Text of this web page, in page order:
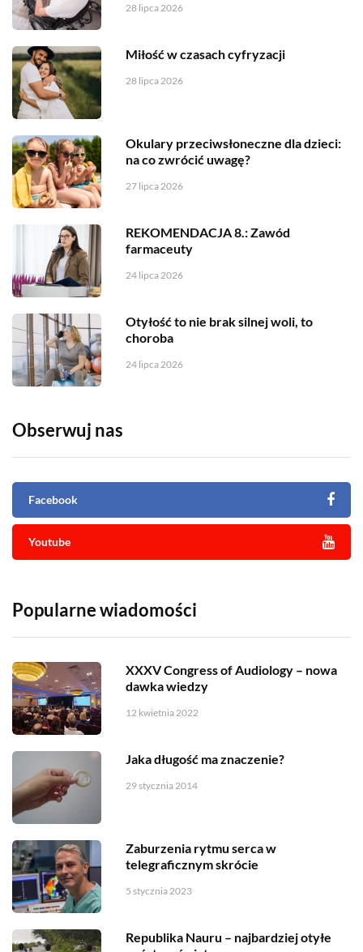
28 lipca 2026
Miłość w czasach cyfryzacji
28 lipca 2026
Okulary przeciwsłoneczne dla dzieci:
na co zwrócić uwagę?
27 lipca 2026
REKOMENDACJA 8.: Zawód
farmaceuty
24 lipca 2026
Otyłość to nie brak silnej woli, to
choroba
24 lipca 2026
Obserwuj nas
Facebook
Youtube
Popularne wiadomości
XXXV Congress of Audiology – nowa
dawka wiedzy
12 kwietnia 2022
Jaka długość ma znaczenie?
29 stycznia 2014
Zaburzenia rytmu serca w
telegraficznym skrócie
5 stycznia 2023
Republika Nauru – najbardziej otyłe